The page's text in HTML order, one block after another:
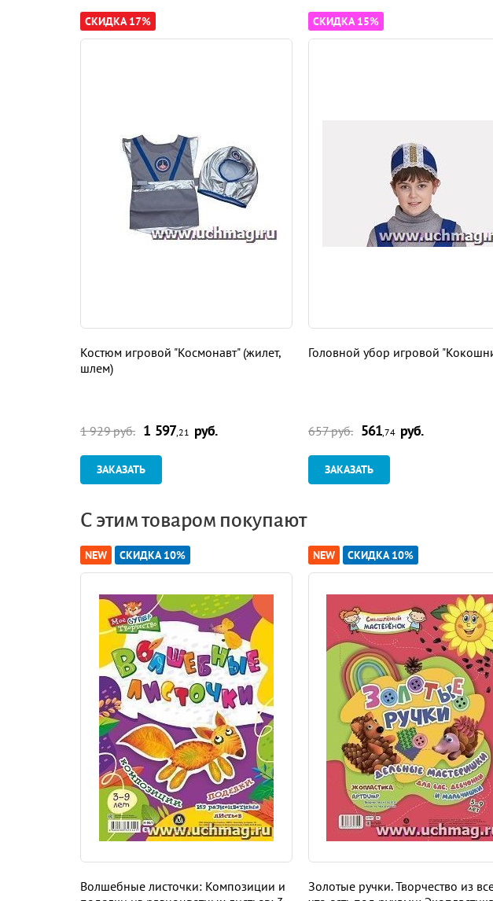
СКИДКА 17%
Костюм игровой "Космонавт" (жилет,
шлем)
1 929 руб. 1 597,21 руб.
ЗАКАЗАТЬ
СКИДКА 15%
Головной убор игровой
657 руб. 561,74 руб.
ЗАКАЗАТЬ
С этим товаром покупают
NEW СКИДКА 10%
Волшебные листочки: Композиции и
NEW СКИДКА 10%
Золотые ручки. Творчество из